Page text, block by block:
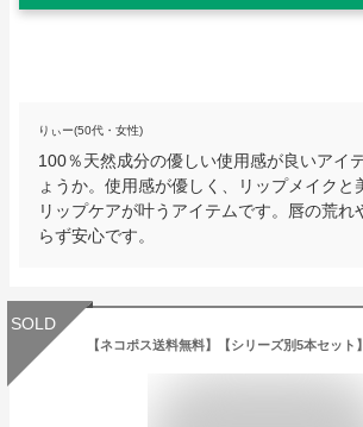
りぃー(50代・女性)
100％天然成分の優しい使用感が良いアイ
ょうか。使用感が優しく、リップメイクと
リップケアが叶うアイテムです。唇の荒れ
らず安心です。
SOLD